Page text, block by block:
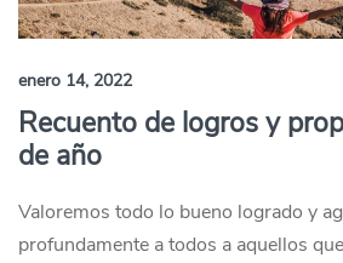
enero 14, 2022
Recuento de logros y
de año
Valoremos todo lo bueno logrado y
profundamente a todos a aquellos